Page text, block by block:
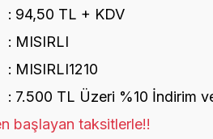
94,50 TL + KDV
MISIRLI
MISIRLI1210
7.500 TL Üzeri %10 İndirim
başlayan taksitlerle!!